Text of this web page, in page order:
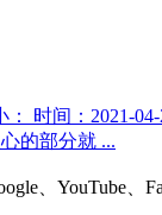
时间：2021-
的部分就 ...
、YouTube、